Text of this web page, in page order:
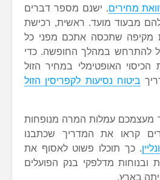
מחירים. ישנם מספר דברים
להם מבעוד מועד. ראשית, רכישת
מקיפה שתכסה אתכם מפני כל
להתרחש במהלך החופשה. כדי
האופטימלי במחיר הזול
ביטוח נסיעות לקפריסין הזול
מעצמכם עמלות המרה מנופחות
קראו את המדריך שכתבנו
. כך תוכלו פשוט לאסוף את
ובנוחות מדלפקי בנק הפועלים
בארץ.